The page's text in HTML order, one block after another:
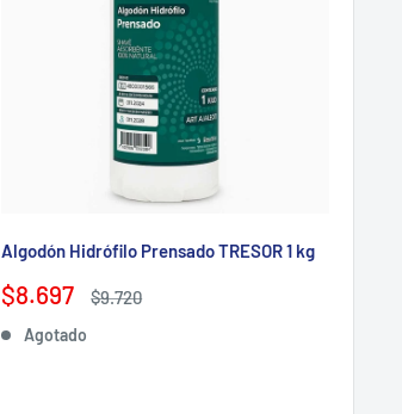
Algodón Hidrófilo Prensado TRESOR 1 kg
Precio
venta
$8.697
Precio
$9.720
Agotado